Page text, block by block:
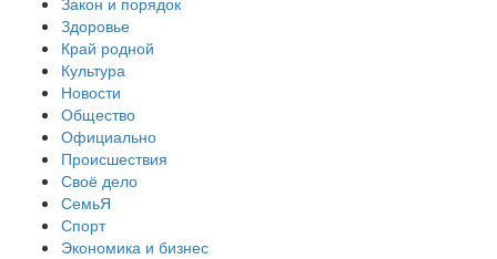
Здоровье
Край родной
Культура
Новости
Общество
Официально
Происшествия
Своё дело
СемьЯ
Спорт
Экономика и бизнес